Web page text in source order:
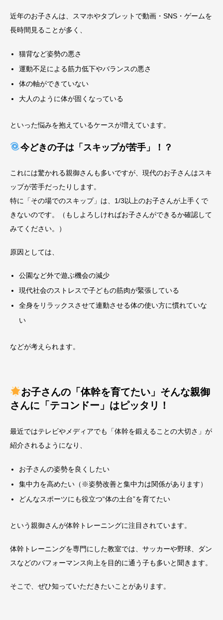
近年のお子さんは、スマホやタブレットで動画・SNS・ゲームを
長時間見ることが多く、
猫背など姿勢の悪さ
運動不足による筋力低下やバランスの悪さ
体の軸ができていない
大人のように体が固くなっている
といった悩みを抱えているケースが増えています。
今どきの子は「スキップが苦手」！？
これには驚かれる親御さんも多いですが、現代のお子さんはスキ
ップが苦手だったりします。
特に「その場でのスキップ」は、1/3以上のお子さんが上手くで
きないのです。（もしよろしければお子さんができるか確認して
みてください。）
原因としては、
公園など外で遊ぶ機会の減少
現代社会のストレスで子どもの筋肉が緊張している
全身をリラックスさせて連動させる体の使い方に慣れていな
い
などが考えられます。
お子さんの「体幹を育てたい」そんな親御
さんに「テコンドー」はピッタリ！
最近ではテレビやメディアでも「体幹を鍛えることの大切さ」が
紹介されるようになり、
お子さんの姿勢を良くしたい
集中力を高めたい（※姿勢改善と集中力は関係があります）
どんなスポーツにも役立つ“体の土台”を育てたい
という親御さんが体幹トレーニングに注目されています。
体幹トレーニングを専門にした教室では、サッカーや野球、ダン
スなどのパフォーマンス向上を目的に通う子も多いと聞きます。
そこで、ぜひ知っていただきたいことがあります。